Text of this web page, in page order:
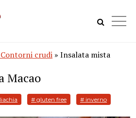
crudi » Insalata mista
Macao
# gluten free # inverno